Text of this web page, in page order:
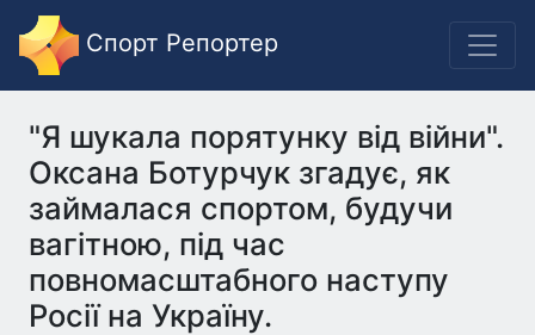
Спорт Репортер
"Я шукала порятунку від війни".
Оксана Ботурчук згадує, як
займалася спортом, будучи
вагітною, під час
повномасштабного наступу
Росії на Україну.